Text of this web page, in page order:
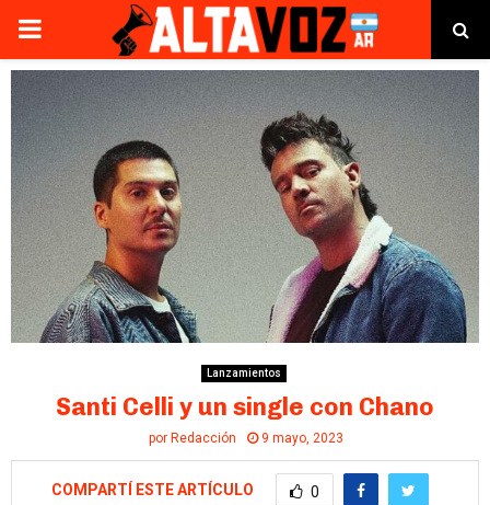
PRIMARY
MENU
Lanzamientos
Santi Celli y un single con Chano
por Redacción 9 mayo, 2023
COMPARTÍ ESTE ARTÍCULO 0